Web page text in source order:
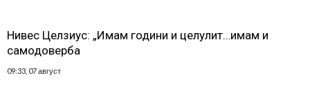
Нивес Целзиус: „Имам години и целулит…имам и
самодоверба
09:33, 07 август